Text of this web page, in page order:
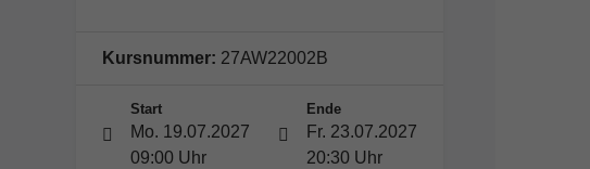
Kursnummer: 27AW22002B
Start
Mo. 19.07.2027
09:00 Uhr
Ende
Fr. 23.07.2027
20:30 Uhr